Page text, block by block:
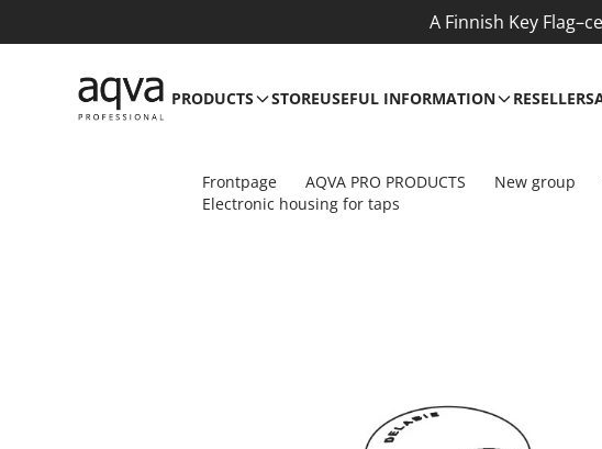
A Finnish Key
PRODUCTS STOREUSEFUL INFORMATION RESELLERS
Frontpage AQVA PRO PRODUCTS New group
Electronic housing for taps